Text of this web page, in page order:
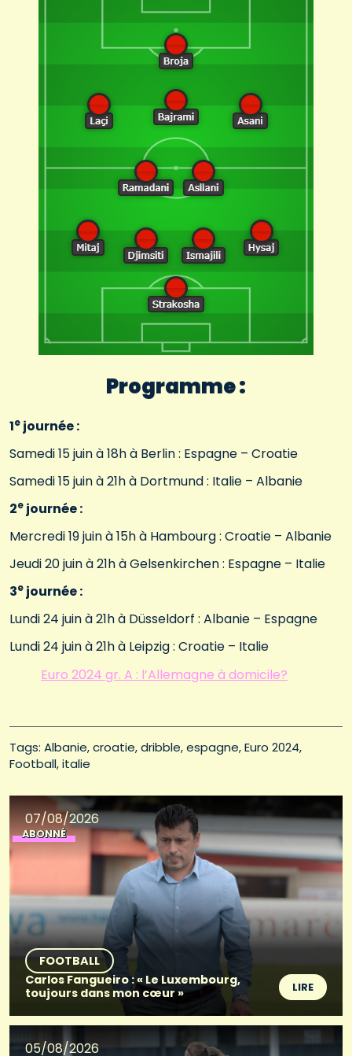
Programme :
1e journée :
Samedi 15 juin à 18h à Berlin : Espagne – Croatie
Samedi 15 juin à 21h à Dortmund : Italie – Albanie
2e journée :
Mercredi 19 juin à 15h à Hambourg : Croatie – Albanie
Jeudi 20 juin à 21h à Gelsenkirchen : Espagne – Italie
3e journée :
Lundi 24 juin à 21h à Düsseldorf : Albanie – Espagne
Lundi 24 juin à 21h à Leipzig : Croatie – Italie
Euro 2024 gr. A : l’Allemagne à domicile?
Tags: Albanie croatie dribble espagne Euro 2024
Football italie
07/08/2026
ABONNÉ
FOOTBALL
Carlos Fangueiro : « Le Luxembourg,
toujours dans mon cœur »
LIRE
05/08/2026